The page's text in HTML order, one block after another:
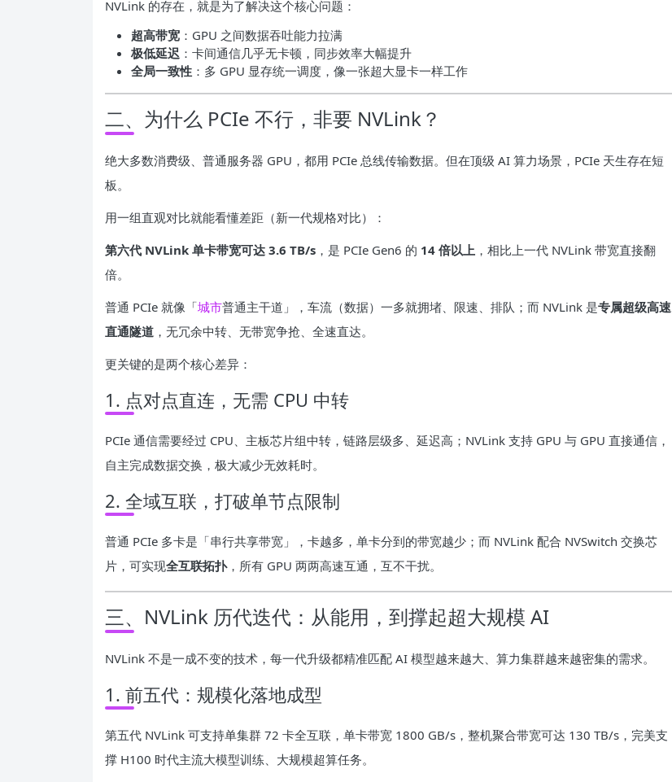
NVLink 的存在，就是为了解决这个核心问题：
超高带宽 ：GPU 之间数据吞吐能力拉满
极低延迟 ：卡间通信几乎无卡顿，同步效率大幅提升
全局一致性 ：多 GPU 显存统一调度，像一张超大显卡一样工作
二、为什么 PCIe 不行，非要 NVLink？
绝大多数消费级、普通服务器 GPU，都用 PCIe 总线传输数据。但在顶级 AI 算力场景，PCIe 天生存在短
板。
用一组直观对比就能看懂差距（新一代规格对比）：
第六代 NVLink 单卡带宽可达 3.6 TB/s ，是 PCIe Gen6 的 14 倍以上 ，相比上一代 NVLink 带宽直接翻
倍。
普通 PCIe 就像「城市普通主干道」，车流（数据）一多就拥堵、限速、排队；而 NVLink 是专属超级高速
直通隧道 ，无冗余中转、无带宽争抢、全速直达。
更关键的是两个核心差异：
1. 点对点直连，无需 CPU 中转
PCIe 通信需要经过 CPU、主板芯片组中转，链路层级多、延迟高；NVLink 支持 GPU 与 GPU 直接通信，
自主完成数据交换，极大减少无效耗时。
2. 全域互联，打破单节点限制
普通 PCIe 多卡是「串行共享带宽」，卡越多，单卡分到的带宽越少；而 NVLink 配合 NVSwitch 交换芯
片，可实现全互联拓扑，所有 GPU 两两高速互通，互不干扰。
三、NVLink 历代迭代：从能用，到撑起超大规模 AI
NVLink 不是一成不变的技术，每一代升级都精准匹配 AI 模型越来越大、算力集群越来越密集的需求。
1. 前五代：规模化落地成型
第五代 NVLink 可支持单集群 72 卡全互联，单卡带宽 1800 GB/s，整机聚合带宽可达 130 TB/s，完美支
撑 H100 时代主流大模型训练、大规模超算任务。